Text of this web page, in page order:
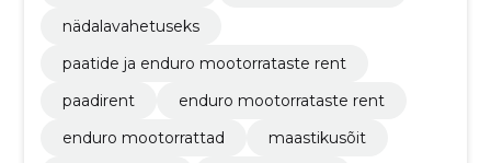
nädalavahetuseks
paatide ja enduro mootorrataste rent
paadirent
enduro mootorrataste rent
enduro mootorrattad
maastikusõit